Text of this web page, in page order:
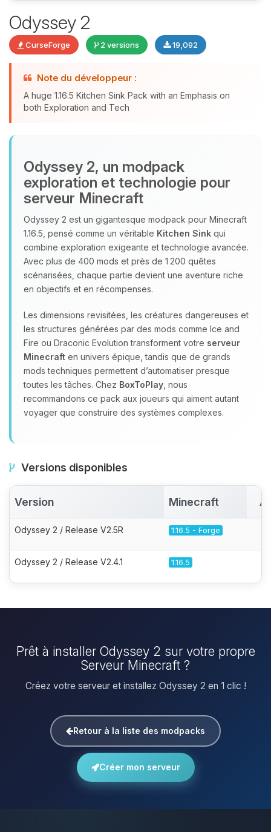
Odyssey 2
CurseForge 2 versions 19,092
Note du développeur :
A huge 1.16.5 Kitchen Sink Pack with an Emphasis on
both Exploration and Tech
Odyssey 2, un modpack
exploration et technologie pour
serveur Minecraft
Odyssey 2 est un gigantesque modpack pour Minecraft
1.16.5, pensé comme un véritable Kitchen Sink qui
combine exploration exigeante et technologie avancée.
Avec plus de 400 mods et près de 1 200 quêtes
scénarisées, chaque partie devient une aventure riche
en objectifs et en récompenses.
Les dimensions revisitées, les créatures dangereuses et
les structures générées par des mods comme Ice and
Fire ou Draconic Evolution transforment votre serveur
Minecraft en univers épique, tandis que de grands
mods techniques permettent d’automatiser presque
toutes les tâches. Chez BoxToPlay , nous
recommandons ce pack aux joueurs qui aiment autant
voyager que construire des systèmes complexes.
Versions disponibles
Version Minecraft
Odyssey 2 / Release V2.5R 1.16.5 - Forge
Odyssey 2 / Release V2.4.1 1.16.5
Prêt à installer Odyssey 2 sur votre propre
Serveur Minecraft ?
Créez votre serveur et installez Odyssey 2 en 1 clic !
Retour à la liste des modpacks
Créer mon serveur
parler ! Moi c’est Choupy, ton petit
assistant BoxToPlay. Dis-moi ce dont